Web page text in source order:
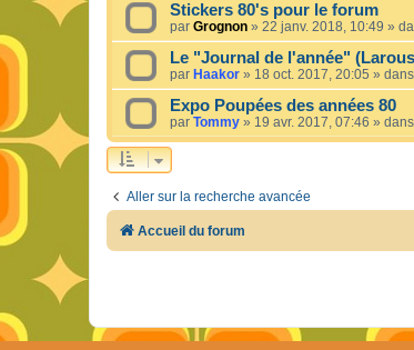
Stickers 80's pour le forum
par Grognon » 22 janv. 2018, 10:49 »
Le "Journal de l'année"
par Haakor » 18 oct. 2017, 20:05 » dans
Expo Poupées des années 80
par Tommy » 19 avr. 2017, 07:46 » dans
Aller sur la recherche avancée
Accueil du forum